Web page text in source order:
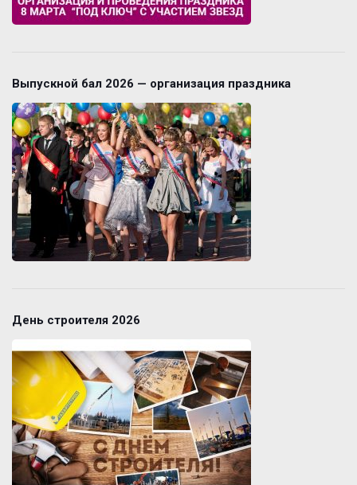
Выпускной бал 2026 — организация праздника
День строителя 2026